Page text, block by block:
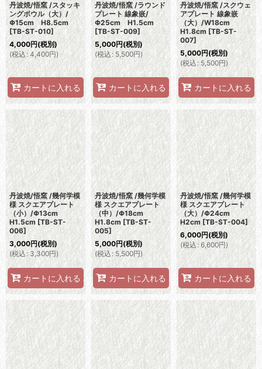
丹波焼/悟窯 /スタッキ
ングボウル（大）/
Φ15cm H8.5cm
[TB-ST-010]
4,000円(税別)
(税込 : 4,400円)
カートに入れる
丹波焼/悟窯 /ラウンド
プレート 線象嵌/
Φ25cm H1.5cm
[TB-ST-009]
5,000円(税別)
(税込: 5,500円)
カートに入れる
丹波焼/悟窯 /スクウェ
アプレート 線象嵌
（大）/W18cm
H1.8cm [TB-ST-
007]
5,000円(税別)
(税込: 5,500円)
カートに入れる
丹波焼/悟窯 /幾何学模
様 スクエアプレート
（小）/Φ13cm
H1.5cm [TB-ST-
006]
3,000円(税別)
(税込: 3,300円)
カートに入れる
丹波焼/悟窯 /幾何学模
様 スクエアプレート
（中）/Φ18cm
H1.8cm [TB-ST-
005]
5,000円(税別)
(税込: 5,500円)
カートに入れる
丹波焼/悟窯 /幾何学模
様 スクエアプレート
（大）/Φ24cm
H2cm [TB-ST-004]
6,000円(税別)
(税込 : 6,600円)
カートに入れる